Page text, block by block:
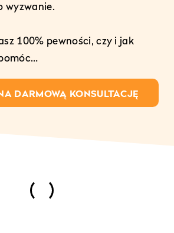
wyzwanie.
100% pewności, czy i jak
DARMOWĄ KONSULTACJĘ